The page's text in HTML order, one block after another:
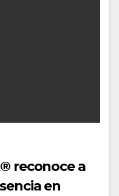
reconoce a
en